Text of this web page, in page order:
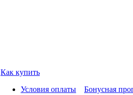
Как купить
Условия оплаты
Бонусная